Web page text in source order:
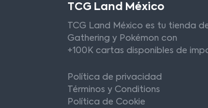
TCG Land México
TCG Land México es tu tienda
Gathering y Pokémon con
+100K cartas disponibles de
Política de privacidad
Términos y Conditions
Política de Cookie